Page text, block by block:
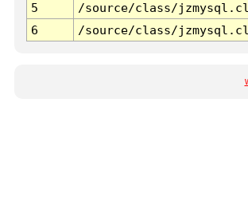
5
/source/class/
6
/source/class/